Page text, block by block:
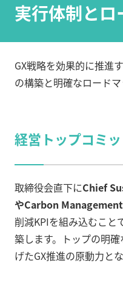
実行体制とロ
GX戦略を効果的に推進
の構築と明確なロードマ
経営トップコミ
取締役会直下にChief
やCarbon
削減KPIを組み込むこと
築します。トップの明
げたGX推進の原動力とな